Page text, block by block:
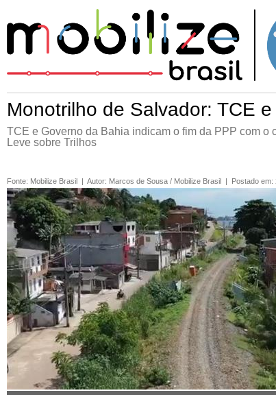
Monotrilho de Salvador: TCE
TCE e Governo da Bahia indicam o fim da PPP com
Leve sobre Trilhos
Fonte: Mobilize Brasil | Autor: Marcos de Sousa / Mobilize Brasil | Postado em: